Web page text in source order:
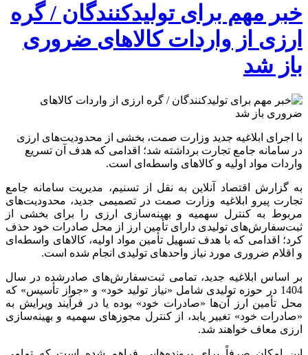
خبر مهم برای تولیدکنندگان / گره
ارزی از واردات کالاهای ضروری
باز شد
با اجرای ابلاغیه جدید وزارت صمت، بخشی از محدودیت‌های ارزی
در سامانه جامع تجارت برداشته شد؛ اقدامی که هدف آن تسریع
واردات مواد اولیه و کالاهای واسطه‌ای است.
به گزارش اقتصاد آنلاین به نقل از تسنیم، مدیریت سامانه جامع
تجارت پیرو ابلاغیه وزارت صمت در تصمیمی جدید، محدودیت‌های
مربوط به کنترل سهمیه و بهینه‌سازی ارزی را برای بخشی از
ثبت‌سفارش‌های تولیدی دارای تأمین ارز از محل صادرات خود حذف
کرد؛ اقدامی که با هدف تسهیل تأمین مواد اولیه، کالاهای واسطه‌ای
و اقلام ضروری مورد نیاز واحدهای تولیدی انجام شده است.
بر اساس ابلاغیه جدید، تمامی ثبت‌سفارش‌های صادرشده در سال
1404 در حوزه تولیدی شامل «نیاز تولید خود» و «جواز تأسیس» که
محل تأمین ارز آن‌ها «صادرات خود» بوده یا در فرآیند ویرایش به
«صادرات خود» تغییر یابد، از کنترل مجوزهای سهمیه و بهینه‌سازی
ارزی معاف خواهند شد.